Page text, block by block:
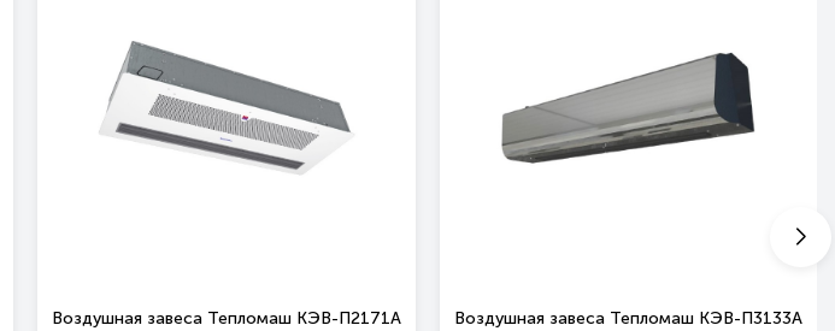
Воздушная завеса Тепломаш КЭВ-П2171A Воздушная завеса Тепломаш КЭВ-П3133А